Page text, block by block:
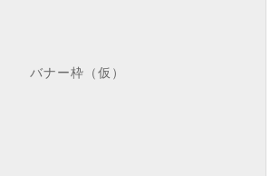
バナー枠（仮）